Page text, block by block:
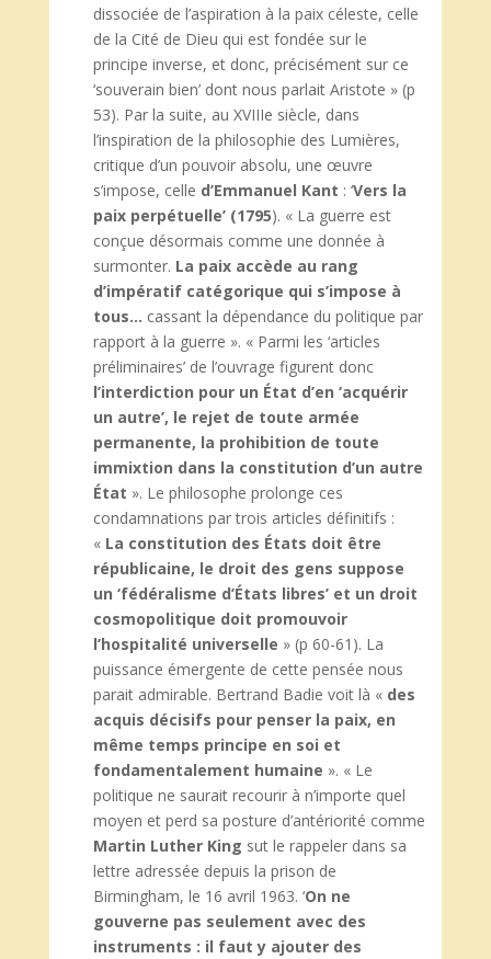
dissociée de l’aspiration à la paix céleste, celle
de la Cité de Dieu qui est fondée sur le
principe inverse, et donc, précisément sur ce
‘souverain bien’ dont nous parlait Aristote » (p
53). Par la suite, au XVIIIe siècle, dans
l’inspiration de la philosophie des Lumières,
critique d’un pouvoir absolu, une œuvre
s’impose, celle d’Emmanuel Kant : ‘Vers la
paix perpétuelle’ (1795). « La guerre est
conçue désormais comme une donnée à
surmonter. La paix accède au rang
d’impératif catégorique qui s’impose à
tous… cassant la dépendance du politique par
rapport à la guerre ». « Parmi les ‘articles
préliminaires’ de l’ouvrage figurent donc
l’interdiction pour un État d’en ‘acquérir
un autre’, le rejet de toute armée
permanente, la prohibition de toute
immixtion dans la constitution d’un autre
État ». Le philosophe prolonge ces
condamnations par trois articles définitifs :
« La constitution des États doit être
républicaine, le droit des gens suppose
un ‘fédéralisme d’États libres’ et un droit
cosmopolitique doit promouvoir
l’hospitalité universelle » (p 60-61). La
puissance émergente de cette pensée nous
parait admirable. Bertrand Badie voit là « des
acquis décisifs pour penser la paix, en
même temps principe en soi et
fondamentalement humaine ». « Le
politique ne saurait recourir à n’importe quel
moyen et perd sa posture d’antériorité comme
Martin Luther King sut le rappeler dans sa
lettre adressée depuis la prison de
Birmingham, le 16 avril 1963. ‘On ne
gouverne pas seulement avec des
instruments : il faut y ajouter des